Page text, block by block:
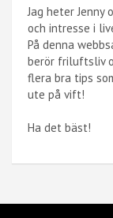
Jag heter Jenny
och intresse i
På denna
berör friluftsliv
flera bra tips
ute på vift!
Ha det bäst!